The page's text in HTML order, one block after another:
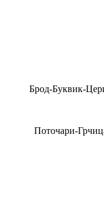
Брод-Буквик-
Поточари-